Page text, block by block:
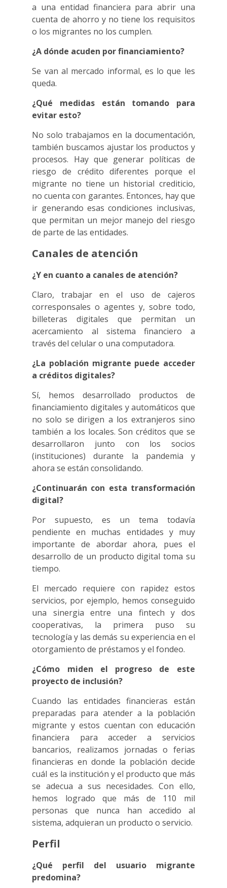
a una entidad financiera para abrir una
cuenta de ahorro y no tiene los requisitos
o los migrantes no los cumplen.
¿A dónde acuden por financiamiento?
Se van al mercado informal, es lo que les
queda.
¿Qué medidas están tomando para
evitar esto?
No solo trabajamos en la documentación,
también buscamos ajustar los productos y
procesos. Hay que generar políticas de
riesgo de crédito diferentes porque el
migrante no tiene un historial crediticio,
no cuenta con garantes. Entonces, hay que
ir generando esas condiciones inclusivas,
que permitan un mejor manejo del riesgo
de parte de las entidades.
Canales de atención
¿Y en cuanto a canales de atención?
Claro, trabajar en el uso de cajeros
corresponsales o agentes y, sobre todo,
billeteras digitales que permitan un
acercamiento al sistema financiero a
través del celular o una computadora.
¿La población migrante puede acceder
a créditos digitales?
Sí, hemos desarrollado productos de
financiamiento digitales y automáticos que
no solo se dirigen a los extranjeros sino
también a los locales. Son créditos que se
desarrollaron junto con los socios
(instituciones) durante la pandemia y
ahora se están consolidando.
¿Continuarán con esta transformación
digital?
Por supuesto, es un tema todavía
pendiente en muchas entidades y muy
importante de abordar ahora, pues el
desarrollo de un producto digital toma su
tiempo.
El mercado requiere con rapidez estos
servicios, por ejemplo, hemos conseguido
una sinergia entre una fintech y dos
cooperativas, la primera puso su
tecnología y las demás su experiencia en el
otorgamiento de préstamos y el fondeo.
¿Cómo miden el progreso de este
proyecto de inclusión?
Cuando las entidades financieras están
preparadas para atender a la población
migrante y estos cuentan con educación
financiera para acceder a servicios
bancarios, realizamos jornadas o ferias
financieras en donde la población decide
cuál es la institución y el producto que más
se adecua a sus necesidades. Con ello,
hemos logrado que más de 110 mil
personas que nunca han accedido al
sistema, adquieran un producto o servicio.
Perfil
¿Qué perfil del usuario migrante
predomina?